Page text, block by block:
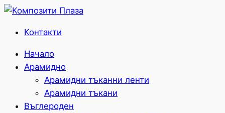
Контакти
Начало
Арамидно
Арамидни тъканни ленти
Арамидни тъкани
Въглероден